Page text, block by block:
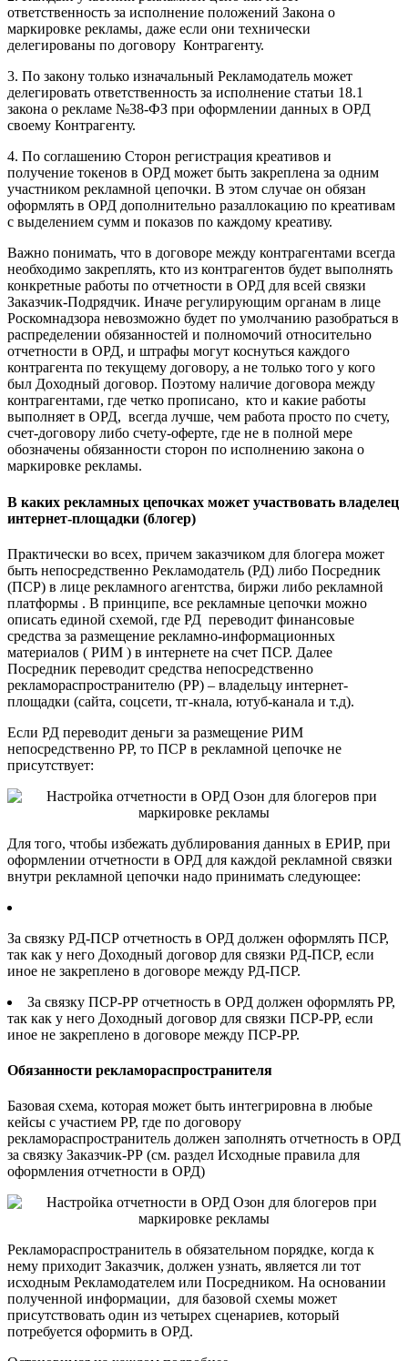
ответственность за исполнение положений Закона о
маркировке рекламы, даже если они технически
делегированы по договору Контрагенту.
3. По закону только изначальный Рекламодатель может
делегировать ответственность за исполнение статьи 18.1
закона о рекламе №38-ФЗ при оформлении данных в ОРД
своему Контрагенту.
4. По соглашению Сторон регистрация креативов и
получение токенов в ОРД может быть закреплена за одним
участником рекламной цепочки. В этом случае он обязан
оформлять в ОРД дополнительно разаллокацию по креативам
с выделением сумм и показов по каждому креативу.
Важно понимать, что в договоре между контрагентами всегда
необходимо закреплять, кто из контрагентов будет выполнять
конкретные работы по отчетности в ОРД для всей связки
Заказчик-Подрядчик. Иначе регулирующим органам в лице
Роскомнадзора невозможно будет по умолчанию разобраться в
распределении обязанностей и полномочий относительно
отчетности в ОРД, и штрафы могут коснуться каждого
контрагента по текущему договору, а не только того у кого
был Доходный договор. Поэтому наличие договора между
контрагентами, где четко прописано, кто и какие работы
выполняет в ОРД, всегда лучше, чем работа просто по счету,
счет-договору либо счету-оферте, где не в полной мере
обозначены обязанности сторон по исполнению закона о
маркировке рекламы.
В каких рекламных цепочках может участвовать владелец
интернет-площадки (блогер)
Практически во всех, причем заказчиком для блогера может
быть непосредственно Рекламодатель (РД) либо Посредник
(ПСР) в лице рекламного агентства, биржи либо рекламной
платформы . В принципе, все рекламные цепочки можно
описать единой схемой, где РД переводит финансовые
средства за размещение рекламно-информационных
материалов ( РИМ ) в интернете на счет ПСР. Далее
Посредник переводит средства непосредственно
рекламораспространителю (РР) – владельцу интернет-
площадки (сайта, соцсети, тг-кнала, ютуб-канала и т.д).
Если РД переводит деньги за размещение РИМ
непосредственно РР, то ПСР в рекламной цепочке не
присутствует:
Для того, чтобы избежать дублирования данных в ЕРИР, при
оформлении отчетности в ОРД для каждой рекламной связки
внутри рекламной цепочки надо принимать следующее:
За связку РД-ПСР отчетность в ОРД должен оформлять ПСР,
так как у него Доходный договор для связки РД-ПСР, если
иное не закреплено в договоре между РД-ПСР.
За связку ПСР-РР отчетность в ОРД должен оформлять РР,
так как у него Доходный договор для связки ПСР-РР, если
иное не закреплено в договоре между ПСР-РР.
Обязанности рекламораспространителя
Базовая схема, которая может быть интегрировна в любые
кейсы с участием РР, где по договору
рекламораспространитель должен заполнять отчетность в ОРД
за связку Заказчик-РР (см. раздел Исходные правила для
оформления отчетности в ОРД)
Рекламораспространитель в обязательном порядке, когда к
нему приходит Заказчик, должен узнать, является ли тот
исходным Рекламодателем или Посредником. На основании
полученной информации, для базовой схемы может
присутствовать один из четырех сценариев, который
потребуется оформить в ОРД.